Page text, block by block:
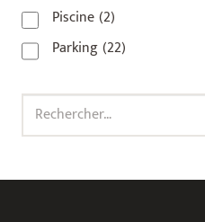
Piscine(2)
Parking(22)
Rechercher :